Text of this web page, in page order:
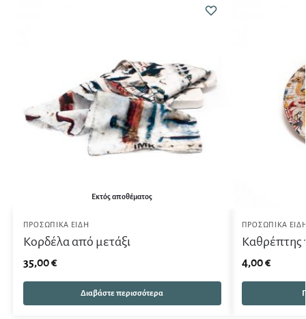
Εκτός αποθέματος
ΠΡΟΣΩΠΙΚΆ ΕΊΔΗ
Κορδέλα από μετάξι
35,00€
Διαβάστε περισσότερα
ΠΡΟΣΩΠΙΚΆ
Καθρέπτης
4,00€